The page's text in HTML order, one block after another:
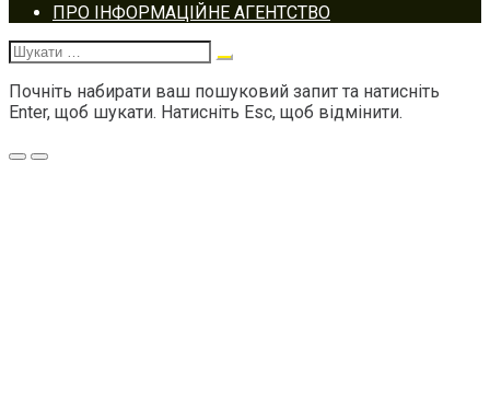
Footer
navigation
ПРО ІНФОРМАЦІЙНЕ АГЕНТСТВО
Шукати:
Почніть набирати ваш пошуковий запит та натисніть
Enter, щоб шукати. Натисніть Esc, щоб відмінити.
Меню